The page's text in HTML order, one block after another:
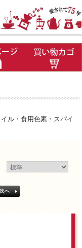
ル・食用色素・スパイ
次へ